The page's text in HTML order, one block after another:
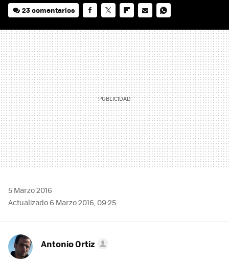
23 comentarios
MAIL
5 Marzo 2016
Actualizado 6 Marzo 2016, 09:25
Antonio Ortiz